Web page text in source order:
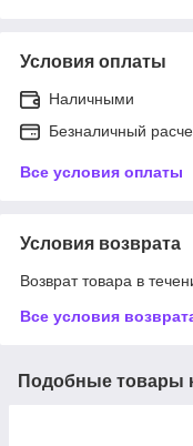
Условия оплаты
Наличными
Безналичный
Все условия оплаты
Условия возврата
Возврат товара в
Все условия
Подобные товары